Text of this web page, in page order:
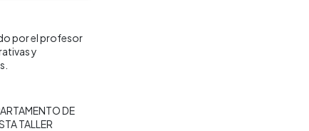
por el profesor
y
DE
TALLER